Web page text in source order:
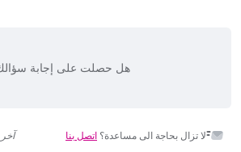
هل حصلت على إجابة
لا تزال بحاجة الى مساعدة؟ اتصل بنا آخر